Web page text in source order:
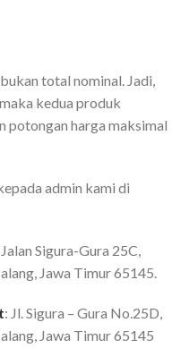
total nominal. Jadi,
kedua produk
potongan harga maksimal
admin kami di
Jalan Sigura-Gura 25C,
Jawa Timur 65145.
: Jl. Sigura – Gura No.25D,
Jawa Timur 65145